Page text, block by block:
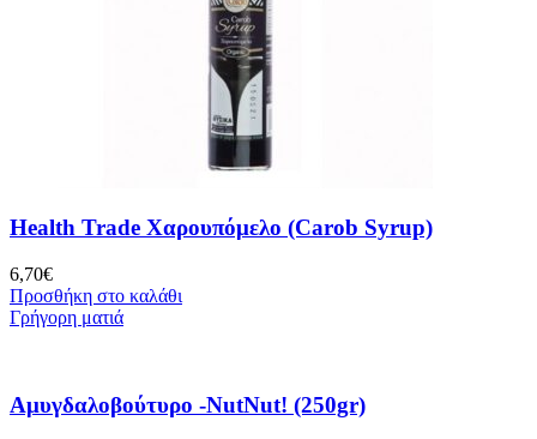
Health Trade Χαρουπόμελο (Carob Syrup)
6,70€
Προσθήκη στο καλάθι
Γρήγορη ματιά
Αμυγδαλοβούτυρο -NutNut! (250gr)